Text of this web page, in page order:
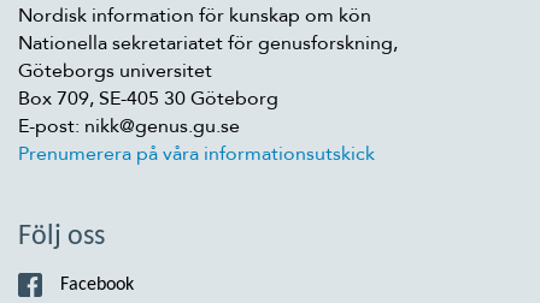
Nordisk information för kunskap om kön
Nationella sekretariatet för genusforskning,
Göteborgs universitet
Box 709, SE-405 30 Göteborg
E-post: nikk@genus.gu.se
Prenumerera på våra informationsutskick
Följ oss
Facebook